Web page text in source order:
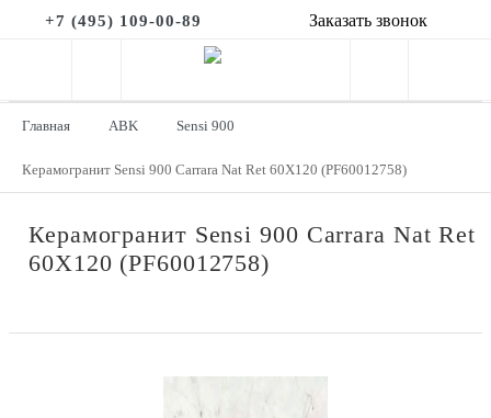
+7 (495) 109-00-89 Заказать звонок
Главная ABK Sensi 900
Керамогранит Sensi 900 Carrara Nat Ret 60X120 (PF60012758)
Керамогранит Sensi 900 Carrara Nat Ret
60X120 (PF60012758)